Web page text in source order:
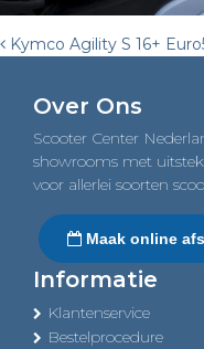
Post
navigation
Kymco Agility S 16+
Over Ons
Scooter Center
showrooms met
voor allerlei soorten
Maak online
Informatie
Klantenservice
Bestelprocedure